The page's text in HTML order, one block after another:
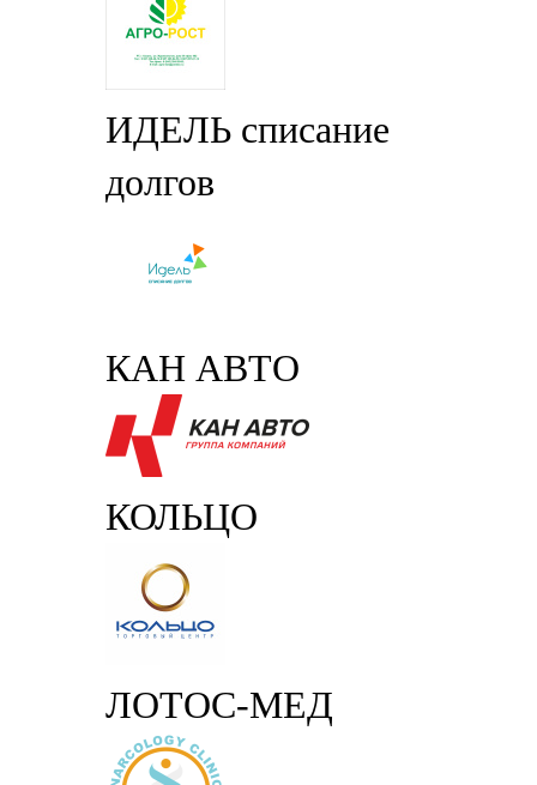
ИДЕЛЬ списание
долгов
КАН АВТО
КОЛЬЦО
ЛОТОС-МЕД